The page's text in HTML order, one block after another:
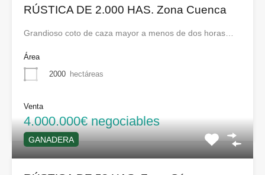
RÚSTICA DE 2.000 HAS. Zona Cuenca
Grandioso coto de caza mayor a menos de dos horas…
Área
2000 hectáreas
Venta
4.000.000€ negociables
GANADERA